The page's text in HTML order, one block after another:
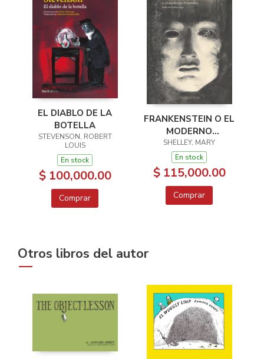
EL DIABLO DE LA
BOTELLA
STEVENSON, ROBERT
LOUIS
En stock
$ 100,000.00
Comprar
FRANKENSTEIN O EL
MODERNO
PROMETEO
SHELLEY, MARY
En stock
$ 115,000.00
Comprar
Otros libros del autor